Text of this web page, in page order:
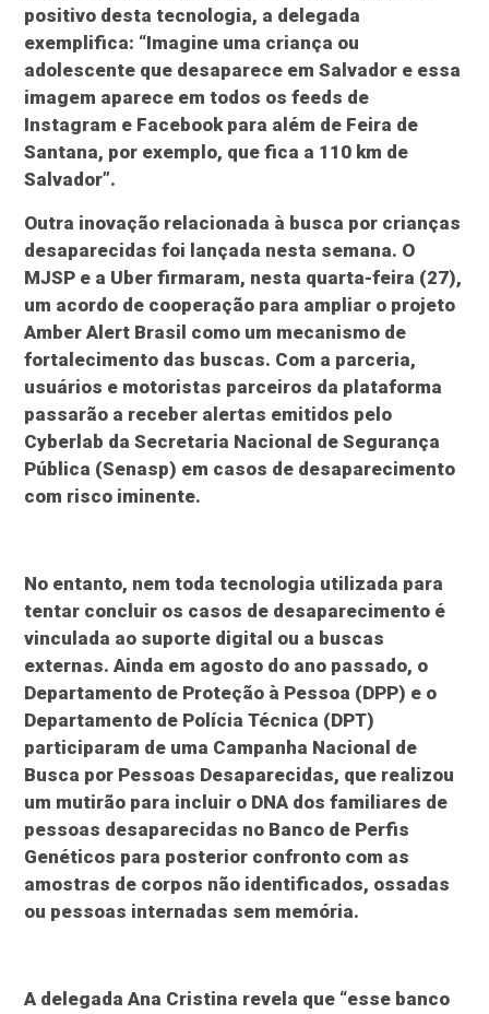
positivo desta tecnologia, a delegada
exemplifica: “Imagine uma criança ou
adolescente que desaparece em Salvador e essa
imagem aparece em todos os feeds de
Instagram e Facebook para além de Feira de
Santana, por exemplo, que fica a 110 km de
Salvador”.
Outra inovação relacionada à busca por crianças
desaparecidas foi lançada nesta semana. O
MJSP e a Uber firmaram, nesta quarta-feira (27),
um acordo de cooperação para ampliar o projeto
Amber Alert Brasil como um mecanismo de
fortalecimento das buscas. Com a parceria,
usuários e motoristas parceiros da plataforma
passarão a receber alertas emitidos pelo
Cyberlab da Secretaria Nacional de Segurança
Pública (Senasp) em casos de desaparecimento
com risco iminente.
No entanto, nem toda tecnologia utilizada para
tentar concluir os casos de desaparecimento é
vinculada ao suporte digital ou a buscas
externas. Ainda em agosto do ano passado, o
Departamento de Proteção à Pessoa (DPP) e o
Departamento de Polícia Técnica (DPT)
participaram de uma Campanha Nacional de
Busca por Pessoas Desaparecidas, que realizou
um mutirão para incluir o DNA dos familiares de
pessoas desaparecidas no Banco de Perfis
Genéticos para posterior confronto com as
amostras de corpos não identificados, ossadas
ou pessoas internadas sem memória.
A delegada Ana Cristina revela que “esse banco